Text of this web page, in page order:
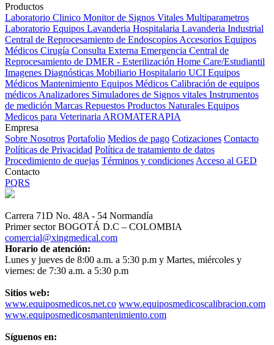
Productos
Laboratorio Clinico Monitor de Signos Vitales Multiparametros
Laboratorio Equipos Lavanderia Hospitalaria Lavanderia Industrial
Central de Reprocesamiento de Endoscopios Accesorios Equipos
Médicos Cirugía Consulta Externa Emergencia Central de
Reprocesamiento de DMER - Esterilización Home Care/Estudiantil
Imagenes Diagnósticas Mobiliario Hospitalario UCI Equipos
Médicos Mantenimiento Equipos Médicos Calibración de equipos
médicos Analizadores Simuladores de Signos vitales Instrumentos
de medición Marcas Repuestos Productos Naturales Equipos
Medicos para Veterinaria AROMATERAPIA
Empresa
Sobre Nosotros Portafolio Medios de pago Cotizaciones Contacto
Políticas de Privacidad Política de tratamiento de datos
Procedimiento de quejas Términos y condiciones Acceso al GED
Contacto
PQRS
Carrera 71D No. 48A - 54 Normandía
Primer sector BOGOTÁ D.C – COLOMBIA
comercial@xingmedical.com
Horario de atención:
Lunes y jueves de 8:00 a.m. a 5:30 p.m y Martes, miércoles y
viernes: de 7:30 a.m. a 5:30 p.m
Sitios web:
www.equiposmedicos.net.co www.equiposmedicoscalibracion.com
www.equiposmedicosmantenimiento.com
Síguenos en: